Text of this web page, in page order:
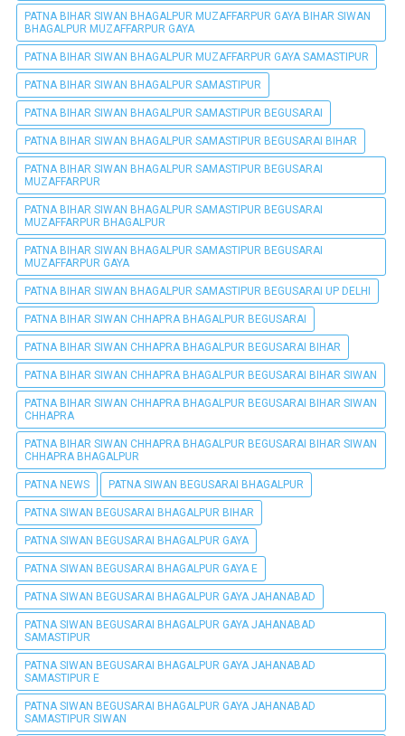
PATNA BIHAR SIWAN BHAGALPUR MUZAFFARPUR GAYA BIHAR SIWAN
BHAGALPUR MUZAFFARPUR GAYA
PATNA BIHAR SIWAN BHAGALPUR MUZAFFARPUR GAYA SAMASTIPUR
PATNA BIHAR SIWAN BHAGALPUR SAMASTIPUR
PATNA BIHAR SIWAN BHAGALPUR SAMASTIPUR BEGUSARAI
PATNA BIHAR SIWAN BHAGALPUR SAMASTIPUR BEGUSARAI BIHAR
PATNA BIHAR SIWAN BHAGALPUR SAMASTIPUR BEGUSARAI
MUZAFFARPUR
PATNA BIHAR SIWAN BHAGALPUR SAMASTIPUR BEGUSARAI
MUZAFFARPUR BHAGALPUR
PATNA BIHAR SIWAN BHAGALPUR SAMASTIPUR BEGUSARAI
MUZAFFARPUR GAYA
PATNA BIHAR SIWAN BHAGALPUR SAMASTIPUR BEGUSARAI UP DELHI
PATNA BIHAR SIWAN CHHAPRA BHAGALPUR BEGUSARAI
PATNA BIHAR SIWAN CHHAPRA BHAGALPUR BEGUSARAI BIHAR
PATNA BIHAR SIWAN CHHAPRA BHAGALPUR BEGUSARAI BIHAR SIWAN
PATNA BIHAR SIWAN CHHAPRA BHAGALPUR BEGUSARAI BIHAR SIWAN
CHHAPRA
PATNA BIHAR SIWAN CHHAPRA BHAGALPUR BEGUSARAI BIHAR SIWAN
CHHAPRA BHAGALPUR
PATNA NEWS PATNA SIWAN BEGUSARAI BHAGALPUR
PATNA SIWAN BEGUSARAI BHAGALPUR BIHAR
PATNA SIWAN BEGUSARAI BHAGALPUR GAYA
PATNA SIWAN BEGUSARAI BHAGALPUR GAYA E
PATNA SIWAN BEGUSARAI BHAGALPUR GAYA JAHANABAD
PATNA SIWAN BEGUSARAI BHAGALPUR GAYA JAHANABAD
SAMASTIPUR
PATNA SIWAN BEGUSARAI BHAGALPUR GAYA JAHANABAD
SAMASTIPUR E
PATNA SIWAN BEGUSARAI BHAGALPUR GAYA JAHANABAD
SAMASTIPUR SIWAN